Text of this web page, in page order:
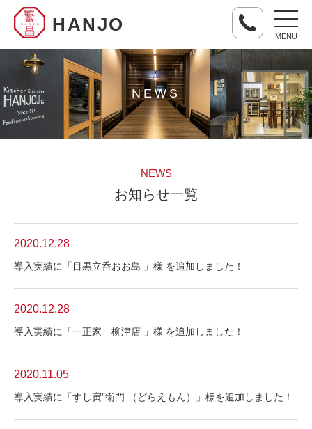
HANJO
MENU
NEWS
NEWS
お知らせ一覧
2020.12.28
導入実績に「目黒立呑おお島 」様 を追加しました！
2020.12.28
導入実績に「一正家 柳津店 」様 を追加しました！
2020.11.05
導入実績に「すし寅”衛門 （どらえもん）」様を追加しました！